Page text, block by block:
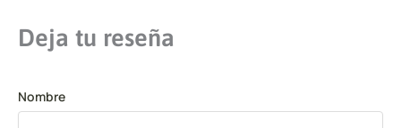
Deja tu reseña
Nombre